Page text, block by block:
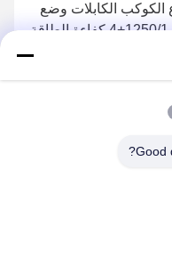
الكوكب الكابلات وضع
Good